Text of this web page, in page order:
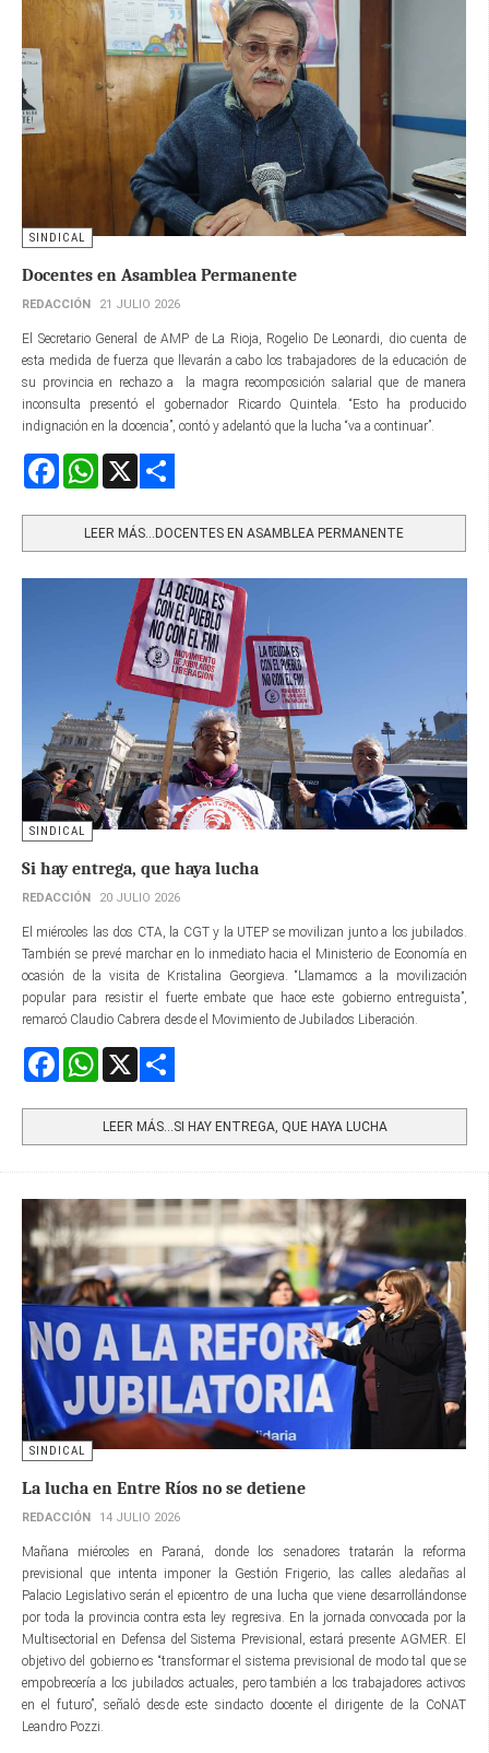
SINDICAL
Docentes en Asamblea Permanente
REDACCIÓN 21 JULIO 2026
El Secretario General de AMP de La Rioja, Rogelio De Leonardi, dio cuenta de
esta medida de fuerza que llevarán a cabo los trabajadores de la educación de
su provincia en rechazo a la magra recomposición salarial que de manera
inconsulta presentó el gobernador Ricardo Quintela. “Esto ha producido
indignación en la docencia”, contó y adelantó que la lucha “va a continuar”.
FacebookWhatsApp
LEER MÁS…DOCENTES EN ASAMBLEA PERMANENTE
SINDICAL
Si hay entrega, que haya lucha
REDACCIÓN 20 JULIO 2026
El miércoles las dos CTA, la CGT y la UTEP se movilizan junto a los jubilados.
También se prevé marchar en lo inmediato hacia el Ministerio de Economía en
ocasión de la visita de Kristalina Georgieva. “Llamamos a la movilización
popular para resistir el fuerte embate que hace este gobierno entreguista”,
remarcó Claudio Cabrera desde el Movimiento de Jubilados Liberación.
FacebookWhatsApp
LEER MÁS…SI HAY ENTREGA, QUE HAYA LUCHA
SINDICAL
La lucha en Entre Ríos no se detiene
REDACCIÓN 14 JULIO 2026
Mañana miércoles en Paraná, donde los senadores tratarán la reforma
previsional que intenta imponer la Gestión Frigerio, las calles aledañas al
Palacio Legislativo serán el epicentro de una lucha que viene desarrollándonse
por toda la provincia contra esta ley regresiva. En la jornada convocada por la
Multisectorial en Defensa del Sistema Previsional, estará presente AGMER. El
objetivo del gobierno es “transformar el sistema previsional de modo tal que se
empobrecería a los jubilados actuales, pero también a los trabajadores activos
en el futuro”, señaló desde este sindacto docente el dirigente de la CoNAT
Leandro Pozzi.